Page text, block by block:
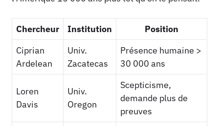
Chercheur Institution
Position
Ciprian
Ardelean
Univ.
Zacatecas
Présence humaine >
30 000 ans
Loren
Davis
Univ.
Oregon
Scepticisme,
demande plus de
preuves